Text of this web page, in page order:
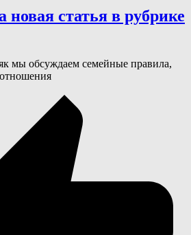
статья в рубрике
мы обсуждаем семейные правила,